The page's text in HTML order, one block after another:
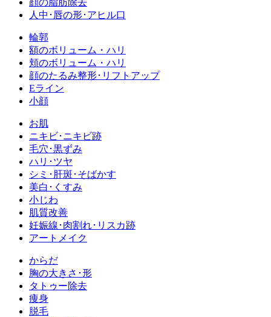
顔の脂肪除去
人中･唇の形･アヒル口
輪郭
額のボリューム・ハリ
頬のボリューム・ハリ
顔のたるみ整形･リフトアップ
Eライン
小顔
お肌
ニキビ･ニキビ跡
毛穴･黒ずみ
ハリ･ツヤ
シミ･肝斑･そばかす
美白･くすみ
小じわ
肌質改善
妊娠線･肉割れ･リスカ跡
アートメイク
からだ
胸の大きさ･形
タトゥー除去
痩身
脱毛